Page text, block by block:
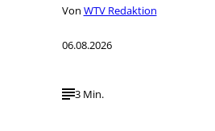
Von WTV Redaktion
06.08.2026
3 Min.